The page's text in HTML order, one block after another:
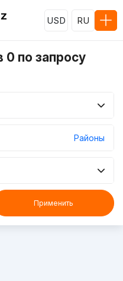
USD RU
0 по запросу
Районы
Применить